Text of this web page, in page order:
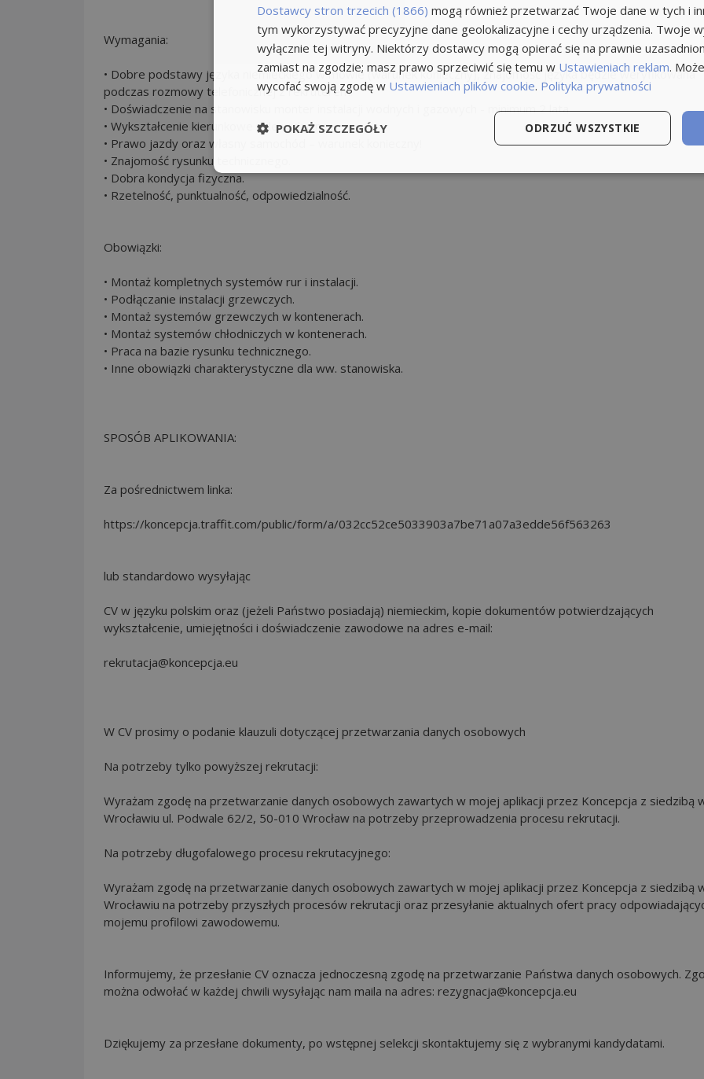
Wymagania:
• Dobre podstawy języka niemieckiego w mowie (warunek konieczny), znajomość języka będzie weryfikowana
podczas rozmowy telefonicznej z rekruterem.
• Doświadczenie na stanowisku monter instalacji wodnych i gazowych - minimum 2 lata.
• Wykształcenie kierunkowe mile widziane.
• Prawo jazdy oraz własny samochód – warunek konieczny!
• Znajomość rysunku technicznego.
• Dobra kondycja fizyczna.
• Rzetelność, punktualność, odpowiedzialność.
Obowiązki:
• Montaż kompletnych systemów rur i instalacji.
• Podłączanie instalacji grzewczych.
• Montaż systemów grzewczych w kontenerach.
• Montaż systemów chłodniczych w kontenerach.
• Praca na bazie rysunku technicznego.
• Inne obowiązki charakterystyczne dla ww. stanowiska.
SPOSÓB APLIKOWANIA:
Za pośrednictwem linka:
https://koncepcja.traffit.com/public/form/a/032cc52ce5033903a7be71a07a3edde56f563263
lub standardowo wysyłając
CV w języku polskim oraz (jeżeli Państwo posiadają) niemieckim, kopie dokumentów potwierdzających
wykształcenie, umiejętności i doświadczenie zawodowe na adres e-mail:
rekrutacja@koncepcja.eu
W CV prosimy o podanie klauzuli dotyczącej przetwarzania danych osobowych
Na potrzeby tylko powyższej rekrutacji:
Wyrażam zgodę na przetwarzanie danych osobowych zawartych w mojej aplikacji przez Koncepcja z siedzibą
Wrocławiu ul. Podwale 62/2, 50-010 Wrocław na potrzeby przeprowadzenia procesu rekrutacji.
Na potrzeby długofalowego procesu rekrutacyjnego:
Wyrażam zgodę na przetwarzanie danych osobowych zawartych w mojej aplikacji przez Koncepcja z siedzibą
Wrocławiu na potrzeby przyszłych procesów rekrutacji oraz przesyłanie aktualnych ofert pracy
mojemu profilowi zawodowemu.
Informujemy, że przesłanie CV oznacza jednoczesną zgodę na przetwarzanie Państwa danych osobowych.
można odwołać w każdej chwili wysyłając nam maila na adres: rezygnacja@koncepcja.eu
Dziękujemy za przesłane dokumenty, po wstępnej selekcji skontaktujemy się z wybranymi kandydatami.
Dostawcy stron trzecich (1866) mogą również przetwarzać Twoje dane w tych i
tym wykorzystywać precyzyjne dane geolokalizacyjne i cechy urządzenia. Twoje
wyłącznie tej witryny. Niektórzy dostawcy mogą opierać się na prawnie
zamiast na zgodzie; masz prawo sprzeciwić się temu w Ustawieniach reklam.
wycofać swoją zgodę w Ustawieniach plików cookie. Polityka prywatności
ODRZUĆ WSZYSTKIE
POKAŻ SZCZEGÓŁY